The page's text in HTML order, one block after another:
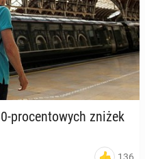
pro­cen­to­wych zniżek